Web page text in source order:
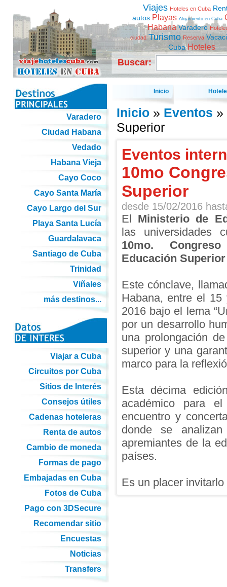
Viajes Hoteles en Cuba
autos Playas Alojamiento en Cuba
Habana Varadero
ciudad Turismo Reserva
Cuba Hoteles
Buscar:
Inicio
Inicio» Eventos »
Superior
Eventos
10mo
Superior
desde 15/02/2016
El Ministerio de
las universidades
10mo.
Educación
Este cónclave,
Habana, entre el
2016 bajo el lema
por un desarrollo
una prolongación
superior y una
marco para la
Esta décima
académico para
encuentro y
donde se
apremiantes de la
países.
Es un placer
Varadero
Ciudad Habana
Vedado
Habana Vieja
Cayo Coco
Cayo Santa María
Cayo Largo del Sur
Playa Santa Lucía
Guardalavaca
Santiago de Cuba
Trinidad
Viñales
más destinos...
Viajar a Cuba
Circuitos por Cuba
Sitios de Interés
Consejos útiles
Cadenas hoteleras
Renta de autos
Cambio de moneda
Formas de pago
Embajadas en Cuba
Fotos de Cuba
Pago con 3DSecure
Recomendar sitio
Encuestas
Noticias
Transfers